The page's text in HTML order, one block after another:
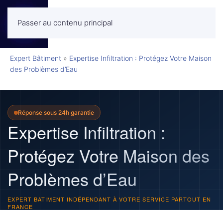
Passer au contenu principalMENU
Expert Bâtiment » Expertise Infiltration : Protégez Votre Maison
des Problèmes d’Eau
Réponse sous 24h garantie
Expertise Infiltration :
Protégez Votre Maison des
Problèmes d’Eau
EXPERT BATIMENT INDÉPENDANT À VOTRE SERVICE PARTOUT EN
FRANCE